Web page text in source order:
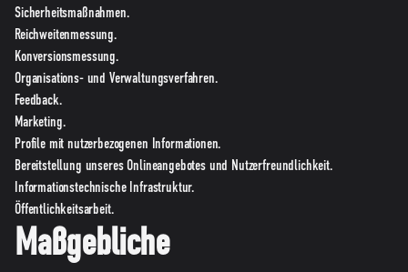
Sicherheitsmaßnahmen.
Reichweitenmessung.
Konversionsmessung.
Organisations- und Verwaltungsverfahren.
Feedback.
Marketing.
Profile mit nutzerbezogenen Informationen.
Bereitstellung unseres Onlineangebotes und Nutzerfreundlichkeit.
Informationstechnische Infrastruktur.
Öffentlichkeitsarbeit.
Maßgebliche